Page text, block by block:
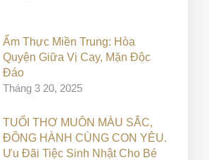
Ẩm Thực Miền Trung: Hòa
Quyện Giữa Vị Cay, Mặn Độc
Đáo
Tháng 3 20, 2025
TUỔI THƠ MUÔN MÀU SẮC,
ĐỒNG HÀNH CÙNG CON YÊU.
Ưu Đãi Tiệc Sinh Nhật Cho Bé